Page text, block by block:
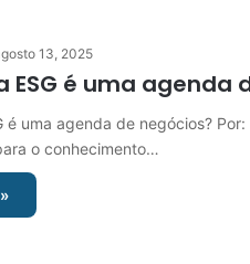
13, 2025
ESG é uma agenda
é uma agenda de negócios?
o conhecimento…